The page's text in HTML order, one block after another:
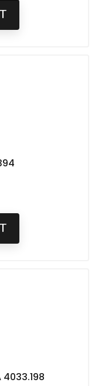
4033.198